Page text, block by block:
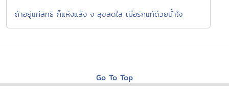
ถ้าอยู่แค่สิทธิ ก็แห้งแล้ง จะสุขสดใส เมื่อรักแท้ด้วยน้ำใจ
Go To Top